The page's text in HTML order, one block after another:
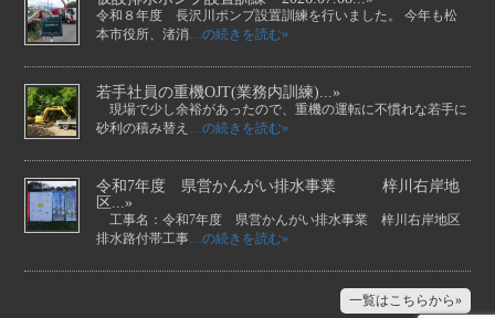
令和８年度 長沢川ポンプ設置訓練を行いました。 今年も松
本市役所、渚消…の続きを読む»
若手社員の重機OJT(業務内訓練)...»
現場で少し余裕があったので、重機の運転に不慣れな若手に
砂利の積み替え …の続きを読む»
令和7年度 県営かんがい排水事業 梓川右岸地
区...»
工事名：令和7年度 県営かんがい排水事業 梓川右岸地区
排水路付帯工事…の続きを読む»
一覧はこちらから»